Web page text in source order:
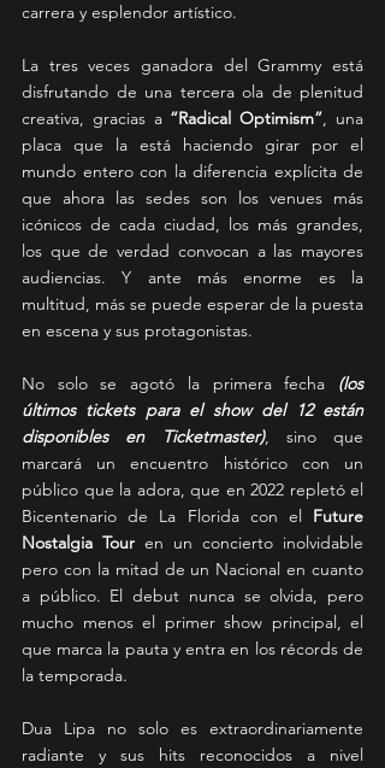
carrera y esplendor artístico.
La tres veces ganadora del Grammy está
disfrutando de una tercera ola de plenitud
creativa, gracias a “Radical Optimism”, una
placa que la está haciendo girar por el
mundo entero con la diferencia explícita de
que ahora las sedes son los venues más
icónicos de cada ciudad, los más grandes,
los que de verdad convocan a las mayores
audiencias. Y ante más enorme es la
multitud, más se puede esperar de la puesta
en escena y sus protagonistas.
No solo se agotó la primera fecha (los
últimos tickets para el show del 12 están
disponibles en Ticketmaster), sino que
marcará un encuentro histórico con un
público que la adora, que en 2022 repletó el
Bicentenario de La Florida con el Future
Nostalgia Tour en un concierto inolvidable
pero con la mitad de un Nacional en cuanto
a público. El debut nunca se olvida, pero
mucho menos el primer show principal, el
que marca la pauta y entra en los récords de
la temporada.
Dua Lipa no solo es extraordinariamente
radiante y sus hits reconocidos a nivel